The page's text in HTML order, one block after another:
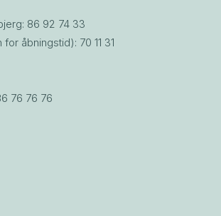
86 92 74 33
åbningstid): 70 11 31
76 76 76